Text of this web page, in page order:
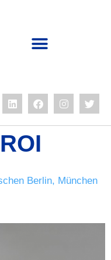
ROI
Berlin, München